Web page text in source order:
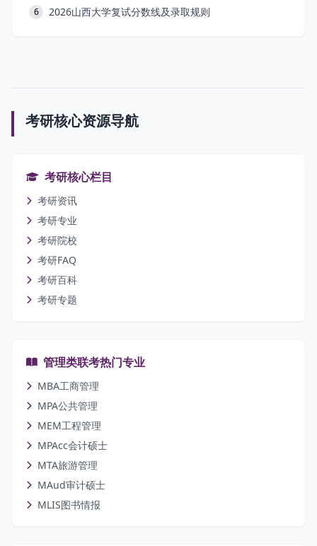
6 2026山西大学复试分数线及录取规则
考研核心资源导航
考研核心栏目
考研资讯
考研专业
考研院校
考研FAQ
考研百科
考研专题
管理类联考热门专业
MBA工商管理
MPA公共管理
MEM工程管理
MPAcc会计硕士
MTA旅游管理
MAud审计硕士
MLIS图书情报